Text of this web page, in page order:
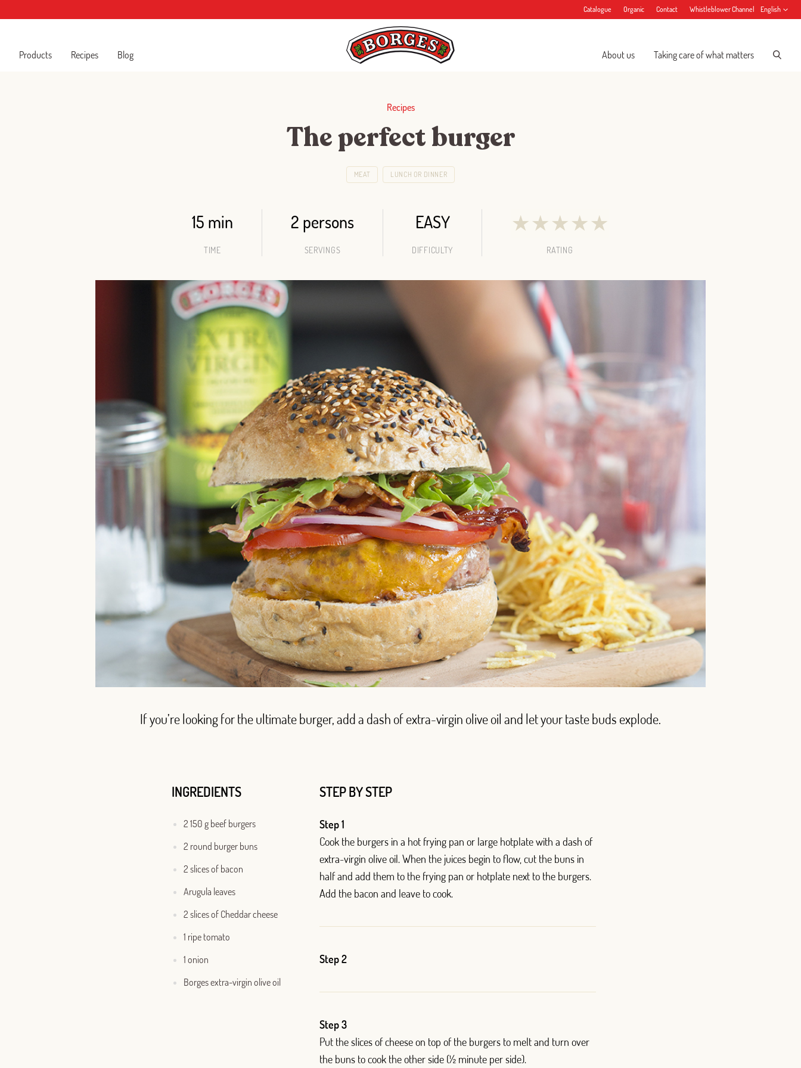
Catalogue Organic Contact Whistleblower Channel English
Products Recipes Blog About us Taking care of what matters
Recipes
The perfect burger
MEAT LUNCH OR DINNER
15 min
TIME
2 persons
SERVINGS
EASY
DIFFICULTY
★★★★★
RATING
If you’re looking for the ultimate burger, add a dash of extra-virgin olive oil and let your taste buds explode.
INGREDIENTS
2 150 g beef burgers
2 round burger buns
2 slices of bacon
Arugula leaves
2 slices of Cheddar cheese
1 ripe tomato
1 onion
Borges extra-virgin olive oil
STEP BY STEP
Step 1
Cook the burgers in a hot frying pan or large hotplate with a dash of
extra-virgin olive oil. When the juices begin to flow, cut the buns in
half and add them to the frying pan or hotplate next to the burgers.
Add the bacon and leave to cook.
Step 2
Step 3
Put the slices of cheese on top of the burgers to melt and turn over
the buns to cook the other side (½ minute per side).
Log in with Google
OR WITH YOUR EMAIL ADDRESS